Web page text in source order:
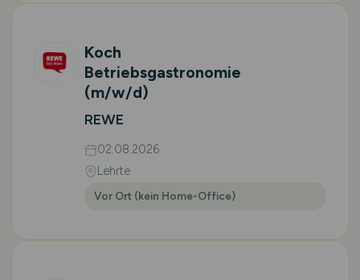
Koch
Betriebsgastronomie
(m/w/d)
REWE
02.08.2026
Lehrte
Vor Ort (kein Home-Office)